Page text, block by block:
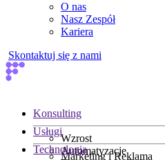
O nas
Nasz Zespół
Kariera
Skontaktuj się z nami
Konsulting
Wzrost
Automatyzacje
Usługi
Marketing i Reklama
Technologia